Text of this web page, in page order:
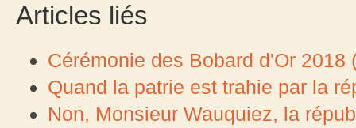
Articles liés
Cérémonie des Bobard d'Or 2018
Quand la patrie est trahie par la
Non, Monsieur Wauquiez, la